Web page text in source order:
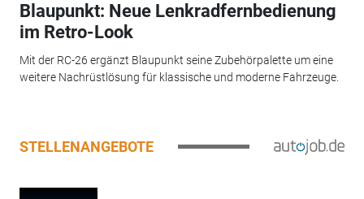
Blaupunkt: Neue Lenkradfernbedienung
im Retro-Look
Mit der RC-26 ergänzt Blaupunkt seine Zubehörpalette um eine
weitere Nachrüstlösung für klassische und moderne Fahrzeuge.
STELLENANGEBOTE